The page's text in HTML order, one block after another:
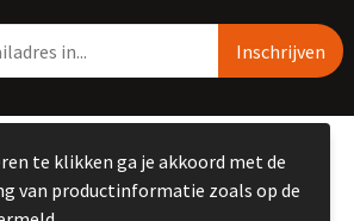
Kemme B.V. 2023
te klikken ga je akkoord met de
van productinformatie zoals op de